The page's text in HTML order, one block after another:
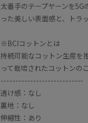
太番手のテープヤーンを
った美しい表面感と、トラ
※BCIコットンとは
持続可能なコットン生産を
って栽培されたコットンのこ
----------------------------
透け感：なし
裏地：なし
伸縮性：あり